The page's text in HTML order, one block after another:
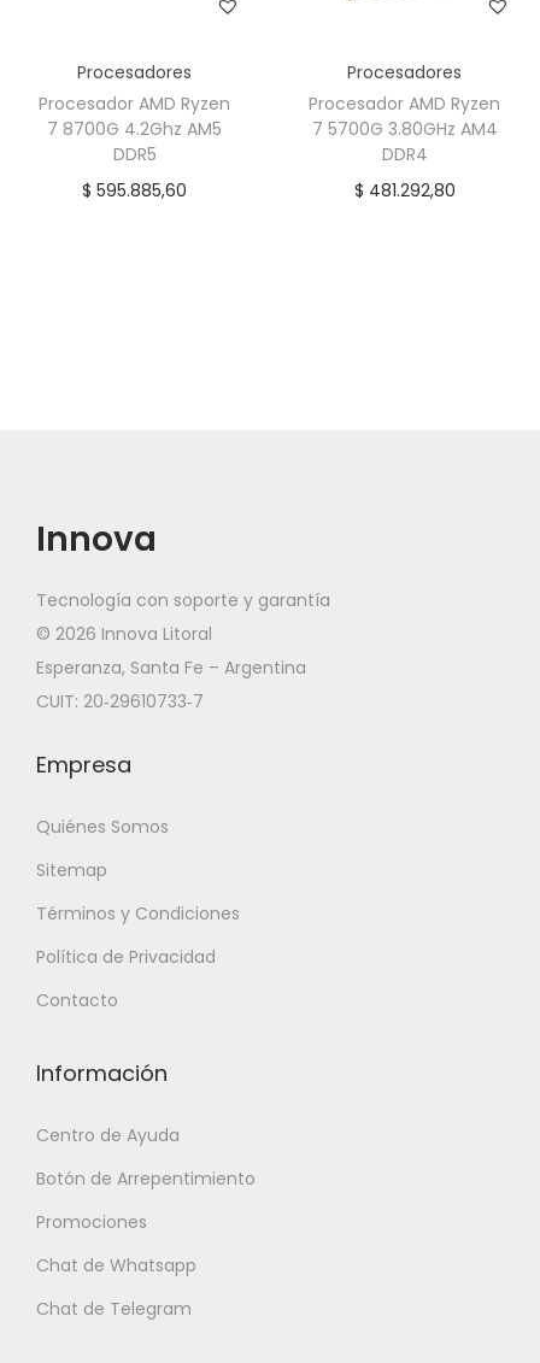
Procesadores
Procesador AMD Ryzen
7 8700G 4.2Ghz AM5
DDR5
$ 595.885,60
Procesadores
Procesador AMD Ryzen
7 5700G 3.80GHz AM4
DDR4
$ 481.292,80
Innova
Tecnología con soporte y garantía
© 2026 Innova Litoral
Esperanza, Santa Fe – Argentina
CUIT: 20‑29610733‑7
Empresa
Quiénes Somos
Sitemap
Términos y Condiciones
Política de Privacidad
Contacto
Información
Centro de Ayuda
Botón de Arrepentimiento
Promociones
Chat de Whatsapp
Chat de Telegram